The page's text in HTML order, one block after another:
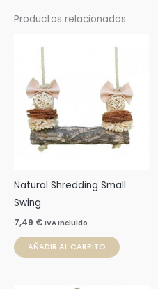
Productos relacionados
Natural Shredding Small
Swing
7,49 € IVA Incluido
AÑADIR AL CARRITO